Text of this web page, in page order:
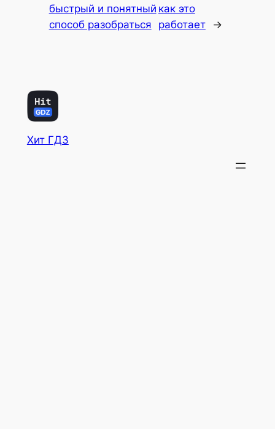
быстрый и понятный
способ разобраться
как это
работает
→
Хит ГДЗ